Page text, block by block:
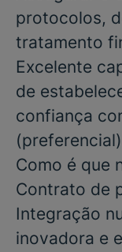
protocolos,
tratamento
Excelente
de
confiança
(preferencial)
Como é que
Contrato de
Integração
inovadora e